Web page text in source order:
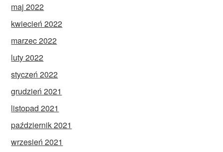
maj 2022
kwiecień 2022
marzec 2022
luty 2022
styczeń 2022
grudzień 2021
listopad 2021
październik 2021
wrzesień 2021